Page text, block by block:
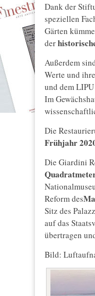
Dank der
speziellen
Gärten
der
Außerdem
Werte und
und dem
Im
Die
Frühjahr
Die Giardini
Reform des
Sitz des
auf das
übertragen
Bild: